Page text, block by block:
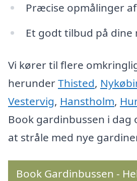
Præcise opmålinger
Et godt tilbud på dine
Vi kører til flere
herunderThisted,
Vestervig, Hanstholm,
Book gardinbussen i dag
at stråle med nye
Book Gardinbussen -